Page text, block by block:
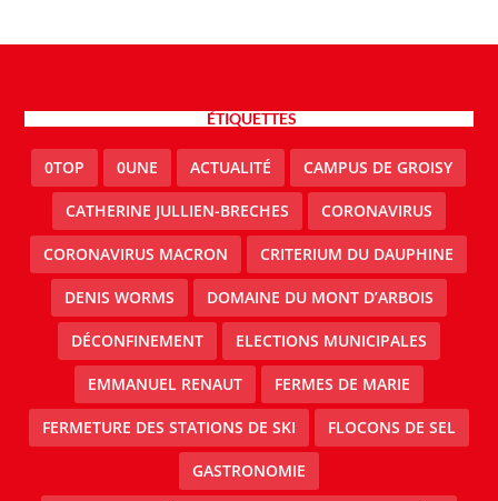
ÉTIQUETTES
0TOP 0UNE ACTUALITÉ CAMPUS DE GROISY
CATHERINE JULLIEN-BRECHES CORONAVIRUS
CORONAVIRUS MACRON CRITERIUM DU DAUPHINE
DENIS WORMS DOMAINE DU MONT D’ARBOIS
DÉCONFINEMENT ELECTIONS MUNICIPALES
EMMANUEL RENAUT FERMES DE MARIE
FERMETURE DES STATIONS DE SKI FLOCONS DE SEL
GASTRONOMIE